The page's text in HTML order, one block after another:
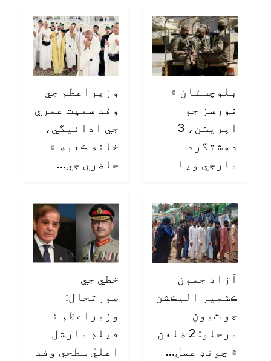
بلوچستان ۾
فورسز جو
آپريشن، 3
دهشتگرد
مارجي ويا
وزيراعظم جي
وفد سميت عمري
جي ادائيگي،
خانه ڪعبه ۾
حاضري جي…
آزاد جمون
ڪشمير اليڪشن
جو ٽيون
مرحلو: 2 ضلعن
۾ چونڊ عمل…
خطي جي
صورتحال:
وزيراعظم ۽
فيلڊ مارشل
اعليٰ سطحي وفد